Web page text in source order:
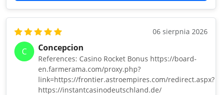
06 sierpnia 2026
C Concepcion
References: Casino Rocket Bonus https://board-
en.farmerama.com/proxy.php?
link=https://frontier.astroempires.com/redirect.aspx?
https://instantcasinodeutschland.de/